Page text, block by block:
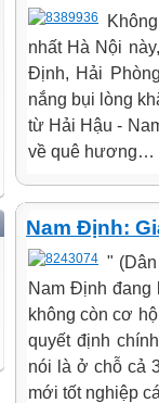
nhất Hà Nội
Định, Hải
nắng bụi lòng
từ Hải Hậu -
về quê hương…
Nam Định:
"
Nam Định đang
không còn cơ
quyết định
nói là ở chỗ cả
mới tốt nghiệp